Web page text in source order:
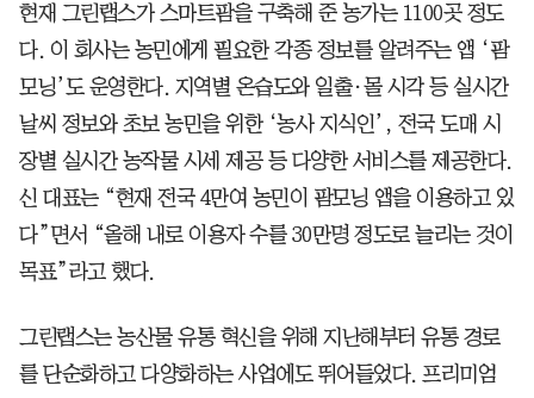
현재 그린랩스가 스마트팜을 구축해 준 농가는 1100곳 정도
다. 이 회사는 농민에게 필요한 각종 정보를 알려주는 앱 ‘팜
모닝’도 운영한다. 지역별 온습도와 일출·몰 시각 등 실시간
날씨 정보와 초보 농민을 위한 ‘농사 지식인’, 전국 도매 시
장별 실시간 농작물 시세 제공 등 다양한 서비스를 제공한다.
신 대표는 “현재 전국 4만여 농민이 팜모닝 앱을 이용하고 있
다”면서 “올해 내로 이용자 수를 30만명 정도로 늘리는 것이
목표”라고 했다.
그린랩스는 농산물 유통 혁신을 위해 지난해부터 유통 경로
를 단순화하고 다양화하는 사업에도 뛰어들었다. 프리미엄